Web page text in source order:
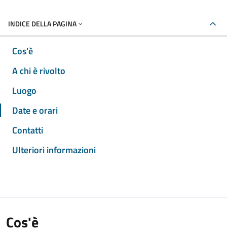
INDICE DELLA PAGINA
Cos'è
A chi è rivolto
Luogo
Date e orari
Contatti
Ulteriori informazioni
Cos'è